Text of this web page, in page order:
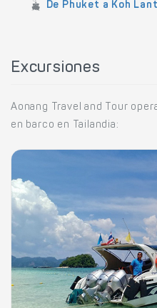
De Phuket a Koh
Excursiones
Aonang Travel and Tour
en barco en Tailandia: